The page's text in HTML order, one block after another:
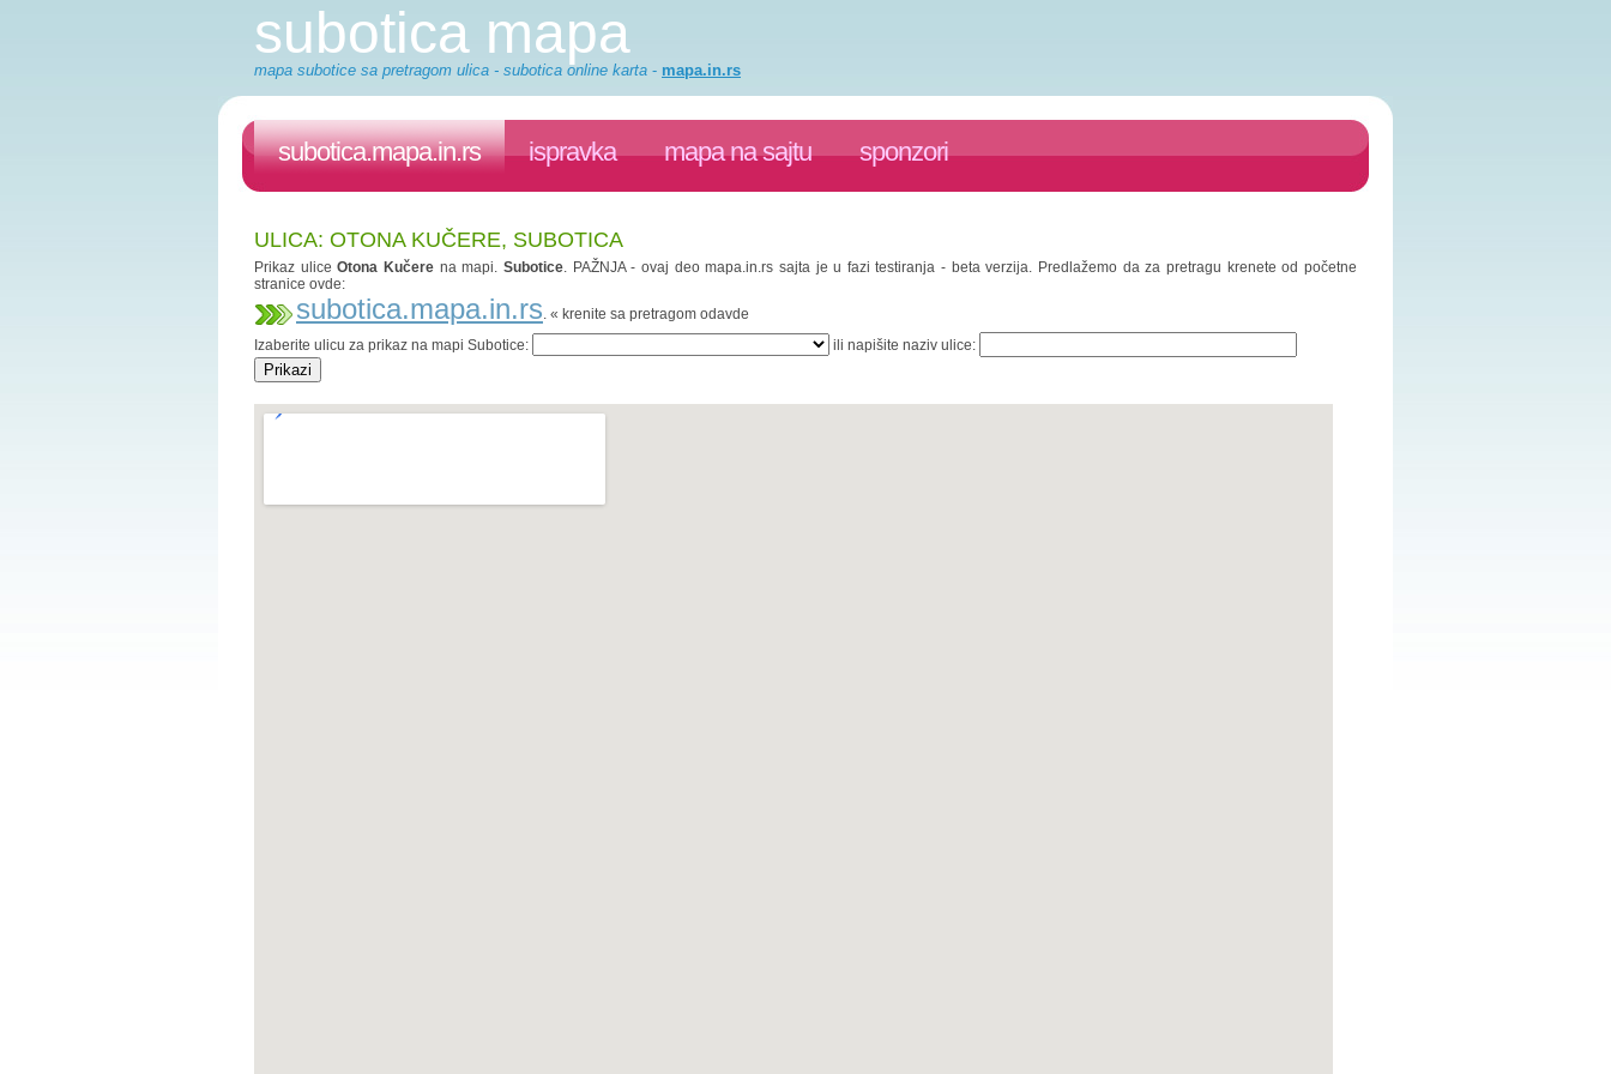
subotica mapa
mapa subotice sa pretragom ulica - subotica online karta - mapa.in.rs
subotica.mapa.in.rs ispravka mapa na sajtu sponzori
ULICA: OTONA KUČERE, SUBOTICA
Prikaz uliceOtona Kučerena mapi. Subotice. PAŽNJA - ovaj deo mapa.in.rs sajta je u fazi testiranja - beta verzija. Predlažemo da za pretragu krenete od početne
stranice ovde:
subotica.mapa.in.rs. « krenite sa pretragom odavde
Izaberite ulicu za prikaz na mapi Subotice:
ili napišite naziv ulice: